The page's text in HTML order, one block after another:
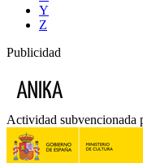
Y
Z
Publicidad
Actividad subvencionada